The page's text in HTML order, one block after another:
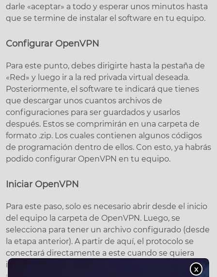
darle «aceptar» a todo y esperar unos minutos hasta
que se termine de instalar el software en tu equipo.
Configurar OpenVPN
Para este punto, debes dirigirte hasta la pestaña de
«Red» y luego ir a la red privada virtual deseada.
Posteriormente, el software te indicará que tienes
que descargar unos cuantos archivos de
configuraciones para ser guardados y usarlos
después. Estos se comprimirán en una carpeta de
formato .zip. Los cuales contienen algunos códigos
de programación dentro de ellos. Con esto, ya habrás
podido configurar OpenVPN en tu equipo.
Iniciar OpenVPN
Para este paso, solo es necesario abrir desde el inicio
del equipo la carpeta de OpenVPN. Luego, se
selecciona para tener un archivo configurado (desde
la etapa anterior). A partir de aquí, el protocolo se
conectará directamente a este cuando se quiera
iniciar el software. Es decir, se abrirá de forma
x